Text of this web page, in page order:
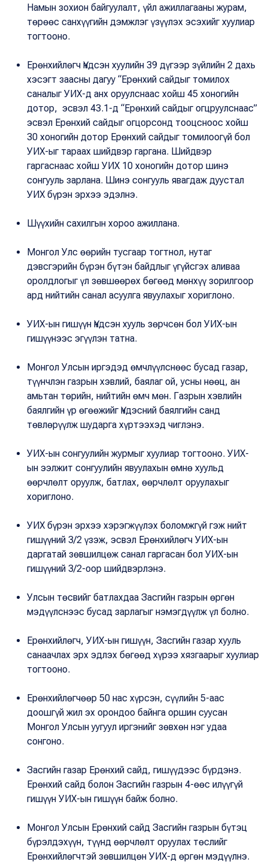
Намын зохион байгуулалт, үйл ажиллагааны журам,
төрөөс санхүүгийн дэмжлэг үзүүлэх эсэхийг хуулиар
тогтооно.
Ерөнхийлөгч Үндсэн хуулийн 39 дүгээр зүйлийн 2 дахь
хэсэгт заасны дагуу “Ерөнхий сайдыг томилох
саналыг УИХ-д анх оруулснаас хойш 45 хоногийн
дотор, эсвэл 43.1-д “Ерөнхий сайдыг огцруулснаас”
эсвэл Ерөнхий сайдыг огцорсонд тооцсноос хойш
30 хоногийн дотор Ерөнхий сайдыг томилоогүй бол
УИХ-ыг тараах шийдвэр гаргана. Шийдвэр
гаргаснаас хойш УИХ 10 хоногийн дотор шинэ
сонгууль зарлана. Шинэ сонгууль явагдаж дуустал
УИХ бүрэн эрхээ эдэлнэ.
Шүүхийн сахилгын хороо ажиллана.
Монгол Улс өөрийн тусгаар тогтнол, нутаг
дэвсгэрийн бүрэн бүтэн байдлыг үгүйсгэх аливаа
оролдлогыг үл зөвшөөрөх бөгөөд мөнхүү зорилгоор
ард нийтийн санал асуулга явуулахыг хориглоно.
УИХ-ын гишүүн Үндсэн хууль зөрчсөн бол УИХ-ын
гишүүнээс эгүүлэн татна.
Монгол Улсын иргэдэд өмчлүүлснөөс бусад газар,
түүнчлэн газрын хэвлий, баялаг ой, усны нөөц, ан
амьтан төрийн, нийтийн өмч мөн. Газрын хэвлийн
баялгийн үр өгөөжийг Үндэсний баялгийн санд
төвлөрүүлж шударга хүртээхэд чиглэнэ.
УИХ-ын сонгуулийн журмыг хуулиар тогтооно. УИХ-
ын ээлжит сонгуулийн явуулахын өмнө хуульд
өөрчлөлт оруулж, батлах, өөрчлөлт оруулахыг
хориглоно.
УИХ бүрэн эрхээ хэрэгжүүлэх боломжгүй гэж нийт
гишүүний 3/2 үзэж, эсвэл Ерөнхийлөгч УИХ-ын
даргатай зөвшилцөж санал гаргасан бол УИХ-ын
гишүүний 3/2-оор шийдвэрлэнэ.
Улсын төсвийг батлахдаа Засгийн газрын өргөн
мэдүүлснээс бусад зарлагыг нэмэгдүүлж үл болно.
Ерөнхийлөгч, УИХ-ын гишүүн, Засгийн газар хууль
санаачлах эрх эдлэх бөгөөд хүрээ хязгаарыг хуулиар
тогтооно.
Ерөнхийлөгчөөр 50 нас хүрсэн, сүүлийн 5-аас
доошгүй жил эх орондоо байнга оршин суусан
Монгол Улсын уугуул иргэнийг зөвхөн нэг удаа
сонгоно.
Засгийн газар Ерөнхий сайд, гишүүдээс бүрдэнэ.
Ерөнхий сайд болон Засгийн газрын 4-өөс илүүгүй
гишүүн УИХ-ын гишүүн байж болно.
Монгол Улсын Ерөнхий сайд Засгийн газрын бүтэц
бүрэлдэхүүн, түүнд өөрчлөлт оруулах төслийг
Ерөнхийлөгчтэй зөвшилцөн УИХ-д өргөн мэдүүлнэ.